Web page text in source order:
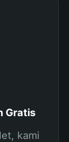
Gratis
kami